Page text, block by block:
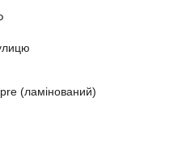
(ламінований)